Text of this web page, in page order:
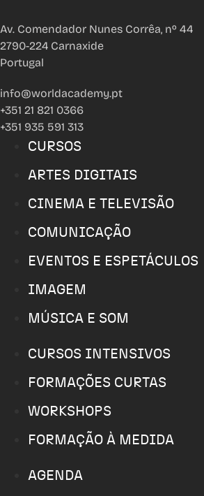
Av. Comendador Nunes Corrêa, nº 44
2790-224 Carnaxide
Portugal
info@worldacademy.pt
+351 21 821 0366
+351 935 591 313
CURSOS
ARTES DIGITAIS
CINEMA E TELEVISÃO
COMUNICAÇÃO
EVENTOS E ESPETÁCULOS
IMAGEM
MÚSICA E SOM
CURSOS INTENSIVOS
FORMAÇÕES CURTAS
WORKSHOPS
FORMAÇÃO À MEDIDA
AGENDA